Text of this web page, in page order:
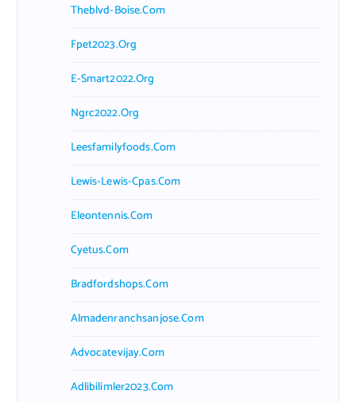
Theblvd-Boise.com
Fpet2023.org
E-Smart2022.org
Ngrc2022.org
Leesfamilyfoods.com
Lewis-Lewis-Cpas.com
Eleontennis.com
Cyetus.com
Bradfordshops.com
Almadenranchsanjose.com
Advocatevijay.com
Adlibilimler2023.com